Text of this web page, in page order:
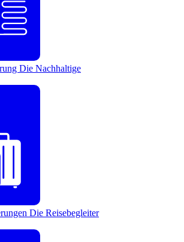
Die Nachhaltige
Die Reisebegleiter